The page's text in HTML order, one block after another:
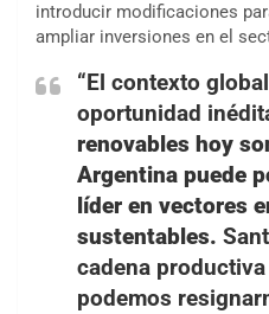
introducir modificaciones
ampliar inversiones en el
“El contexto
oportunidad
renovables hoy
Argentina puede
líder en vectores
sustentables.
cadena
podemos